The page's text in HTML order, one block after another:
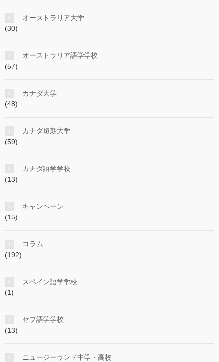
オーストラリア大学
(30)
オーストラリア語学学校
(57)
カナダ大学
(48)
カナダ短期大学
(59)
カナダ語学学校
(13)
キャンペーン
(15)
コラム
(192)
スペイン語学学校
(1)
セブ語学学校
(13)
ニュージーランド中学・高校